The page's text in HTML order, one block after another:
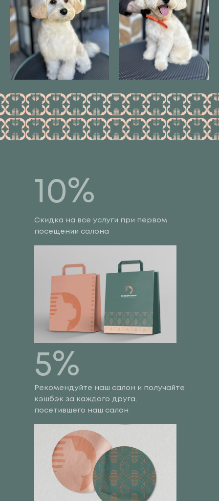
Скидка на все услуги при первом
посещении салона
10%
Рекомендуйте наш салон и получайте
кэшбэк за каждого друга,
посетившего наш салон
5%